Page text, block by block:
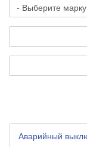
Аварийный